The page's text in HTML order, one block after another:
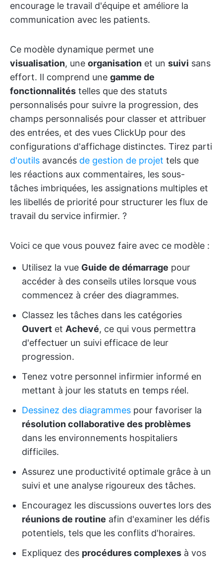
encourage le travail d'équipe et améliore la
communication avec les patients.
Ce modèle dynamique permet une
visualisation, une organisation et un suivi sans
effort. Il comprend une gamme de
fonctionnalités telles que des statuts
personnalisés pour suivre la progression, des
champs personnalisés pour classer et attribuer
des entrées, et des vues ClickUp pour des
configurations d'affichage distinctes. Tirez parti
d'outils avancés de gestion de projet tels que
les réactions aux commentaires, les sous-
tâches imbriquées, les assignations multiples et
les libellés de priorité pour structurer les flux de
travail du service infirmier. ?
Voici ce que vous pouvez faire avec ce modèle :
Utilisez la vue Guide de démarrage pour
accéder à des conseils utiles lorsque vous
commencez à créer des diagrammes.
Classez les tâches dans les catégories
Ouvert et Achevé, ce qui vous permettra
d'effectuer un suivi efficace de leur
progression.
Tenez votre personnel infirmier informé en
mettant à jour les statuts en temps réel.
Dessinez des diagrammes pour favoriser la
résolution collaborative des problèmes
dans les environnements hospitaliers
difficiles.
Assurez une productivité optimale grâce à un
suivi et une analyse rigoureux des tâches.
Encouragez les discussions ouvertes lors des
réunions de routine afin d'examiner les défis
potentiels, tels que les conflits d'horaires.
Expliquez des procédures complexes à vos